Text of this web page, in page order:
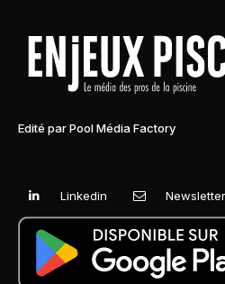
Edité par Pool Média Factory
Linkedin Newsletter